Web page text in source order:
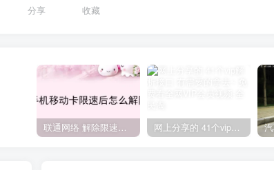
分享 收藏
联通网络 解除限速方法参考！畅享、畅玩、老白干等及其它地区自测了 网上分享的 41个vip解析接口 有需要的拿去~ 免费看全网VIP会员视频